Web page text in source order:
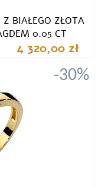
Z BIAŁEGO ZŁOTA
0.05 CT
4 320,00 zł
-30%